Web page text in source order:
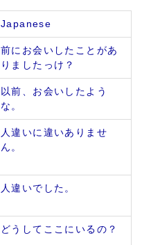
Japanese
前にお会いしたことがあ
りましたっけ？
以前、お会いしたよう
な。
人違いに違いありませ
ん。
人違いでした。
どうしてここにいるの？